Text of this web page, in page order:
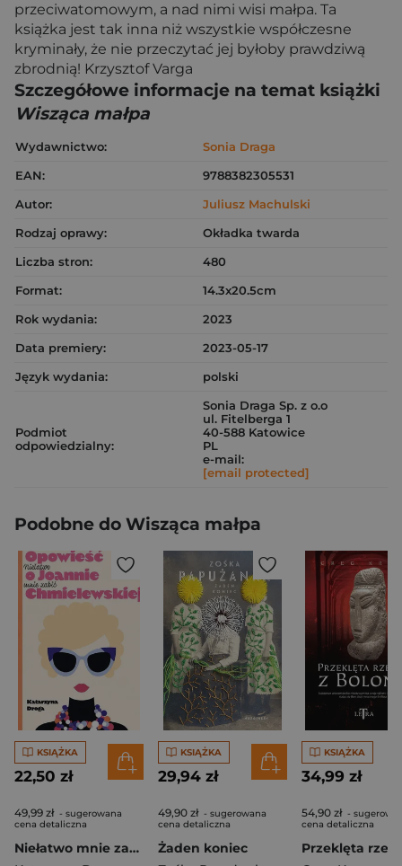
przeciwatomowym, a nad nimi wisi małpa. Ta
książka jest tak inna niż wszystkie współczesne
kryminały, że nie przeczytać jej byłoby prawdziwą
zbrodnią! Krzysztof Varga
Szczegółowe informacje na temat książki
Wisząca małpa
Wydawnictwo:
Sonia Draga
EAN:
9788382305531
Autor:
Juliusz Machulski
Rodzaj oprawy:
Okładka twarda
Liczba stron:
480
Format:
14.3x20.5cm
Rok wydania:
2023
Data premiery:
2023-05-17
Język wydania:
polski
Podmiot
odpowiedzialny:
Sonia Draga Sp. z o.o
ul. Fitelberga 1
40-588 Katowice
PL
e-mail:
[email protected]
Podobne do Wisząca małpa
KSIĄŻKA
22,50 zł
49,99 zł - sugerowana
cena detaliczna
Niełatwo mnie zabić. Opowieść o Joannie Chmielewskiej
KSIĄŻKA
29,94 zł
49,90 zł - sugerowana
cena detaliczna
Żaden koniec
KSIĄŻKA
34,99 zł
54,90 zł -
cena detaliczna